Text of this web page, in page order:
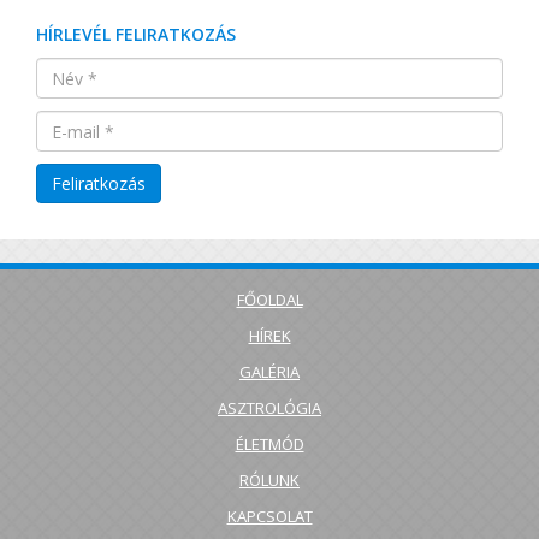
HÍRLEVÉL FELIRATKOZÁS
FŐOLDAL
HÍREK
GALÉRIA
ASZTROLÓGIA
ÉLETMÓD
RÓLUNK
KAPCSOLAT